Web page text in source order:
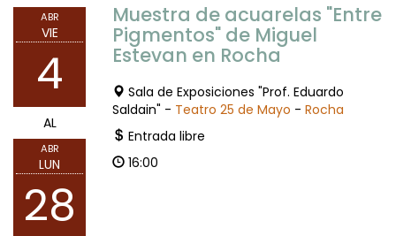
ABR
VIE
4
AL
ABR
LUN
28
Muestra de acuarelas "Entre
Pigmentos" de Miguel
Estevan en Rocha
Sala de Exposiciones "Prof. Eduardo
Saldain" - Teatro 25 de Mayo - Rocha
Entrada libre
16:00